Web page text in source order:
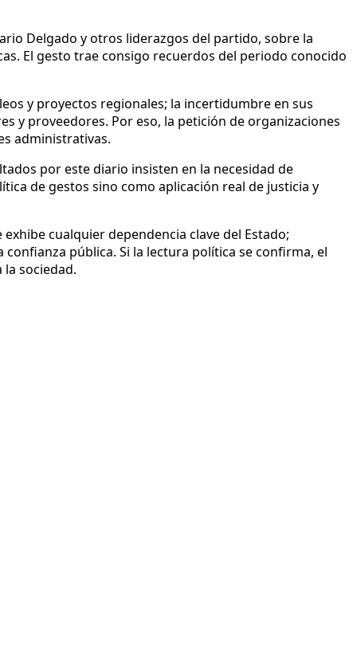
Delgado y otros liderazgos del partido, sobre la
El gesto trae consigo recuerdos del periodo conocido
y proyectos regionales; la incertidumbre en sus
y proveedores. Por eso, la petición de organizaciones
administrativas.
por este diario insisten en la necesidad de
de gestos sino como aplicación real de justicia y
cualquier dependencia clave del Estado;
pública. Si la lectura política se confirma, el
sociedad.